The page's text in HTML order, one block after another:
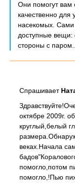
Они помогут вам
качественно
насекомых. Сами
доступные вещи:
стороны с
Спрашивает
октябре 2009г.
круглый,белый
веках.Начала
помогло,потом
помогло,!Пью